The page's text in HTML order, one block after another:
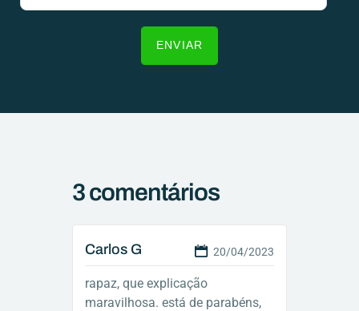
3 comentários
Carlos G 20/04/2023
rapaz, que explicação
maravilhosa. está de parabéns,